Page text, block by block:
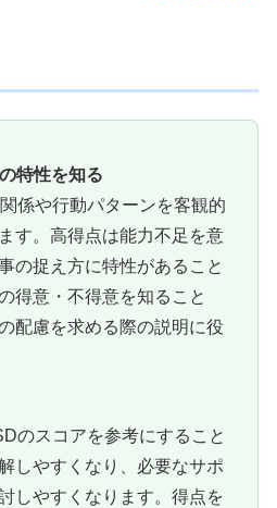
特性を知る
係や行動パターンを客観的
す。高得点は能力不足を意
の捉え方に特性があること
得意・不得意を知ること
配慮を求める際の説明に役
のスコアを参考にすること
しやすくなり、必要なサポ
しやすくなります。得点を